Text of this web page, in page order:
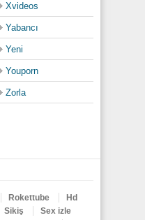
Xvideos
Yabancı
Yeni
Youporn
Zorla
Rokettube
Hd
Sikiş
Sex izle